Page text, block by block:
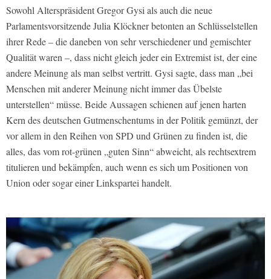
Sowohl Alterspräsident Gregor Gysi als auch die neue
Parlamentsvorsitzende Julia Klöckner betonten an Schlüsselstellen
ihrer Rede – die daneben von sehr verschiedener und gemischter
Qualität waren –, dass nicht gleich jeder ein Extremist ist, der eine
andere Meinung als man selbst vertritt. Gysi sagte, dass man „bei
Menschen mit anderer Meinung nicht immer das Übelste
unterstellen“ müsse. Beide Aussagen schienen auf jenen harten
Kern des deutschen Gutmenschentums in der Politik gemünzt, der
vor allem in den Reihen von SPD und Grünen zu finden ist, die
alles, das vom rot-grünen „guten Sinn“ abweicht, als rechtsextrem
titulieren und bekämpfen, auch wenn es sich um Positionen von
Union oder sogar einer Linkspartei handelt.